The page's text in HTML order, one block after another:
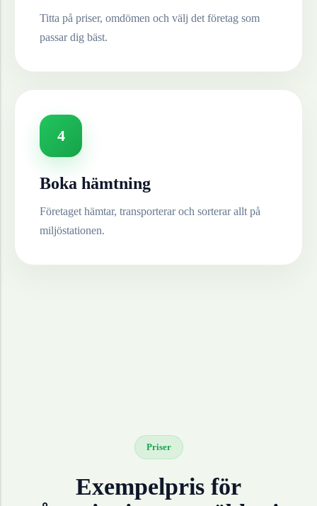
Titta på priser, omdömen och välj det företag som
passar dig bäst.
4
Boka hämtning
Företaget hämtar, transporterar och sorterar allt på
miljöstationen.
Priser
Exempelpris för